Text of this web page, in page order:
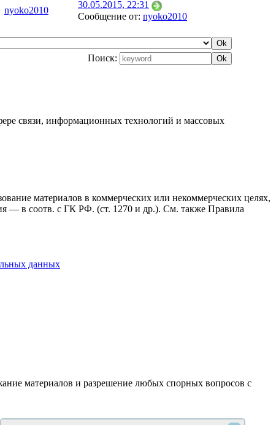
nyoko2010
30.05.2015, 22:31
Сообщение от: nyoko2010
Поиск:
связи, информационных технологий и массовых
материалов в коммерческих или некоммерческих целях,
— в соотв. с ГК РФ. (ст. 1270 и др.). См. также Правила
данных
материалов и разрешение любых спорных вопросов с